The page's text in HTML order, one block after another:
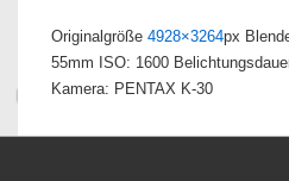
Originalgröße 4928×3264px
55mm ISO: 1600
Kamera: PENTAX K-30